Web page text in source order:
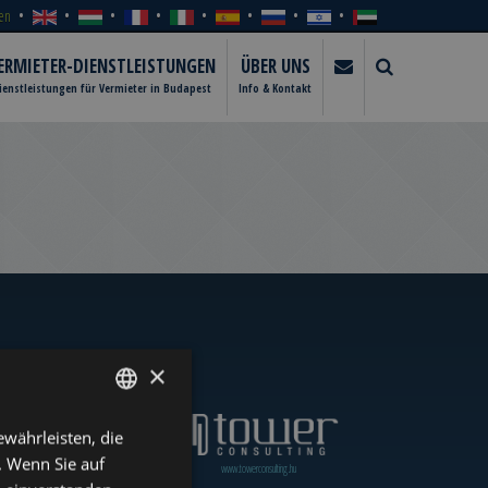
DIENSTLEISTUNGEN
für Vermieter in Budapest
ÜBER UNS
Info & Kontakt
www.towerassistance.com www.towerconsulting.hu
ENGLISH
HUNGARIAN
×
die
Sie auf